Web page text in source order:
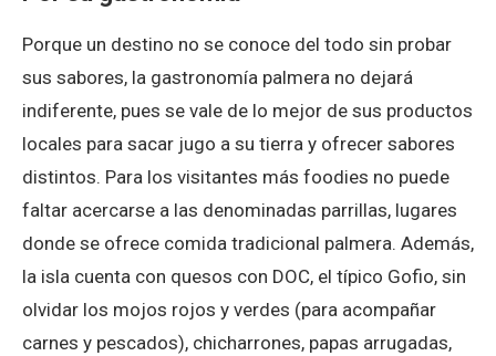
Porque un destino no se conoce del todo sin probar
sus sabores, la gastronomía palmera no dejará
indiferente, pues se vale de lo mejor de sus productos
locales para sacar jugo a su tierra y ofrecer sabores
distintos. Para los visitantes más foodies no puede
faltar acercarse a las denominadas parrillas, lugares
donde se ofrece comida tradicional palmera. Además,
la isla cuenta con quesos con DOC, el típico Gofio, sin
olvidar los mojos rojos y verdes (para acompañar
carnes y pescados), chicharrones, papas arrugadas,